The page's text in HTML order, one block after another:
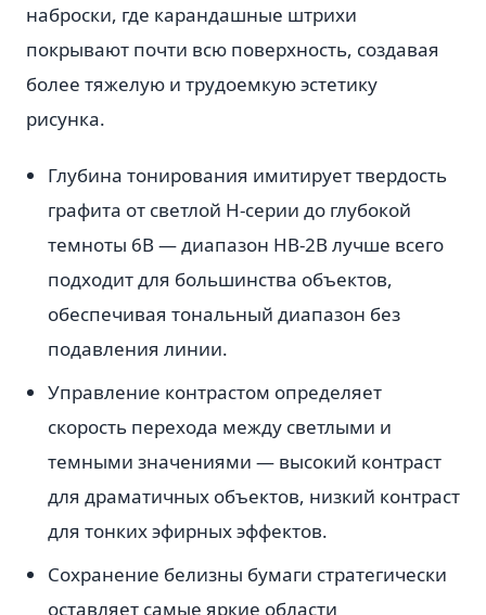
наброски, где карандашные штрихи
покрывают почти всю поверхность, создавая
более тяжелую и трудоемкую эстетику
рисунка.
Глубина тонирования имитирует твердость
графита от светлой H-серии до глубокой
темноты 6B — диапазон HB-2B лучше всего
подходит для большинства объектов,
обеспечивая тональный диапазон без
подавления линии.
Управление контрастом определяет
скорость перехода между светлыми и
темными значениями — высокий контраст
для драматичных объектов, низкий контраст
для тонких эфирных эффектов.
Сохранение белизны бумаги стратегически
оставляет самые яркие области